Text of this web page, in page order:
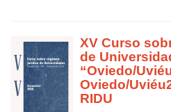
XV Curso
de
“Oviedo/
Oviedo/
RIDU